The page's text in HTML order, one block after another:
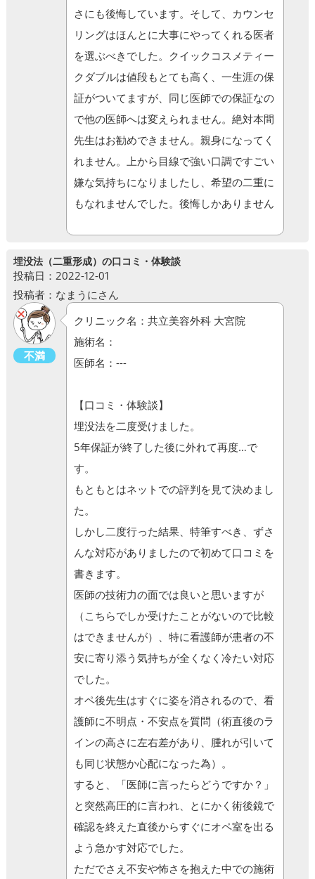
さにも後悔しています。そして、カウンセ
リングはほんとに大事にやってくれる医者
を選ぶべきでした。クイックコスメティー
クダブルは値段もとても高く、一生涯の保
証がついてますが、同じ医師での保証なの
で他の医師へは変えられません。絶対本間
先生はお勧めできません。親身になってく
れません。上から目線で強い口調ですごい
嫌な気持ちになりましたし、希望の二重に
もなれませんでした。後悔しかありません
埋没法（二重形成）の口コミ・体験談
投稿日：2022-12-01
投稿者：なまうにさん
不満
クリニック名：共立美容外科 大宮院
施術名：
医師名：---
【口コミ・体験談】
埋没法を二度受けました。
5年保証が終了した後に外れて再度…で
す。
もともとはネットでの評判を見て決めまし
た。
しかし二度行った結果、特筆すべき、ずさ
んな対応がありましたので初めて口コミを
書きます。
医師の技術力の面では良いと思いますが
（こちらでしか受けたことがないので比較
はできませんが）、特に看護師が患者の不
安に寄り添う気持ちが全くなく冷たい対応
でした。
オペ後先生はすぐに姿を消されるので、看
護師に不明点・不安点を質問（術直後のラ
インの高さに左右差があり、腫れが引いて
も同じ状態か心配になった為）。
すると、「医師に言ったらどうですか？」
と突然高圧的に言われ、とにかく術後鏡で
確認を終えた直後からすぐにオペ室を出る
よう急かす対応でした。
ただでさえ不安や怖さを抱えた中での施術